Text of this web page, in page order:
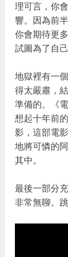
理可言，你
響。因為前
你會期待更
試圖為了自
地獄裡有一
得太嚴肅，
準備的。《
想起十年前
影，這部電
地將可憐的
其中。
最後一部分
非常無聊。